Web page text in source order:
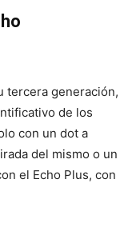
tercera generación,
de los
con un dot a
del mismo o un
el Echo Plus, con